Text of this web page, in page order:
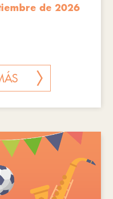
de 2026